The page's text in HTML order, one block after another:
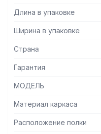
Длина в упаковке
Ширина в упаковке
Страна
Гарантия
МОДЕЛЬ
Материал каркаса
Расположение полки